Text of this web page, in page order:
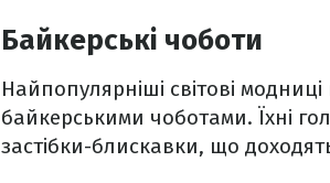
Байкерські чоботи
Найпопулярніші світові
байкерськими чоботами. Їхні
застібки-блискавки, що